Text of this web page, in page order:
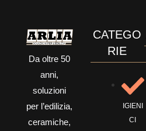
Da oltre 50
anni,
soluzioni
per l’edilizia,
ceramiche,
CATEGO
RIE
IGIENI
CI